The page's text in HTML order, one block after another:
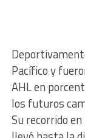
Pacífico y
AHL en
los futuros
Su recorrido